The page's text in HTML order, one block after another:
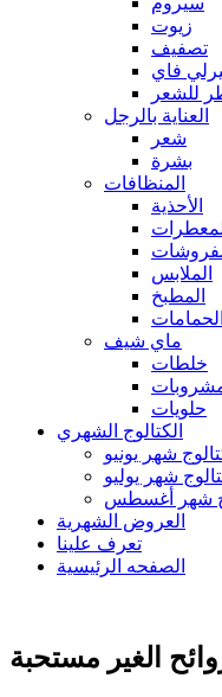
زيوت
تصفيف
فاي
للشعر
العناية بالرجل
شعر
بشرة
المنظافات
الأحذية
الملابس
المطبخ
الحمامات
ماي شيف
خلطات
حلويات
الكتالوج الشهري
شهر يونيو
شهر يوليو
شهر أغسطس
العروض الشهرية
تعرف علينا
الصفحه الرئيسية
الغير مستحبة